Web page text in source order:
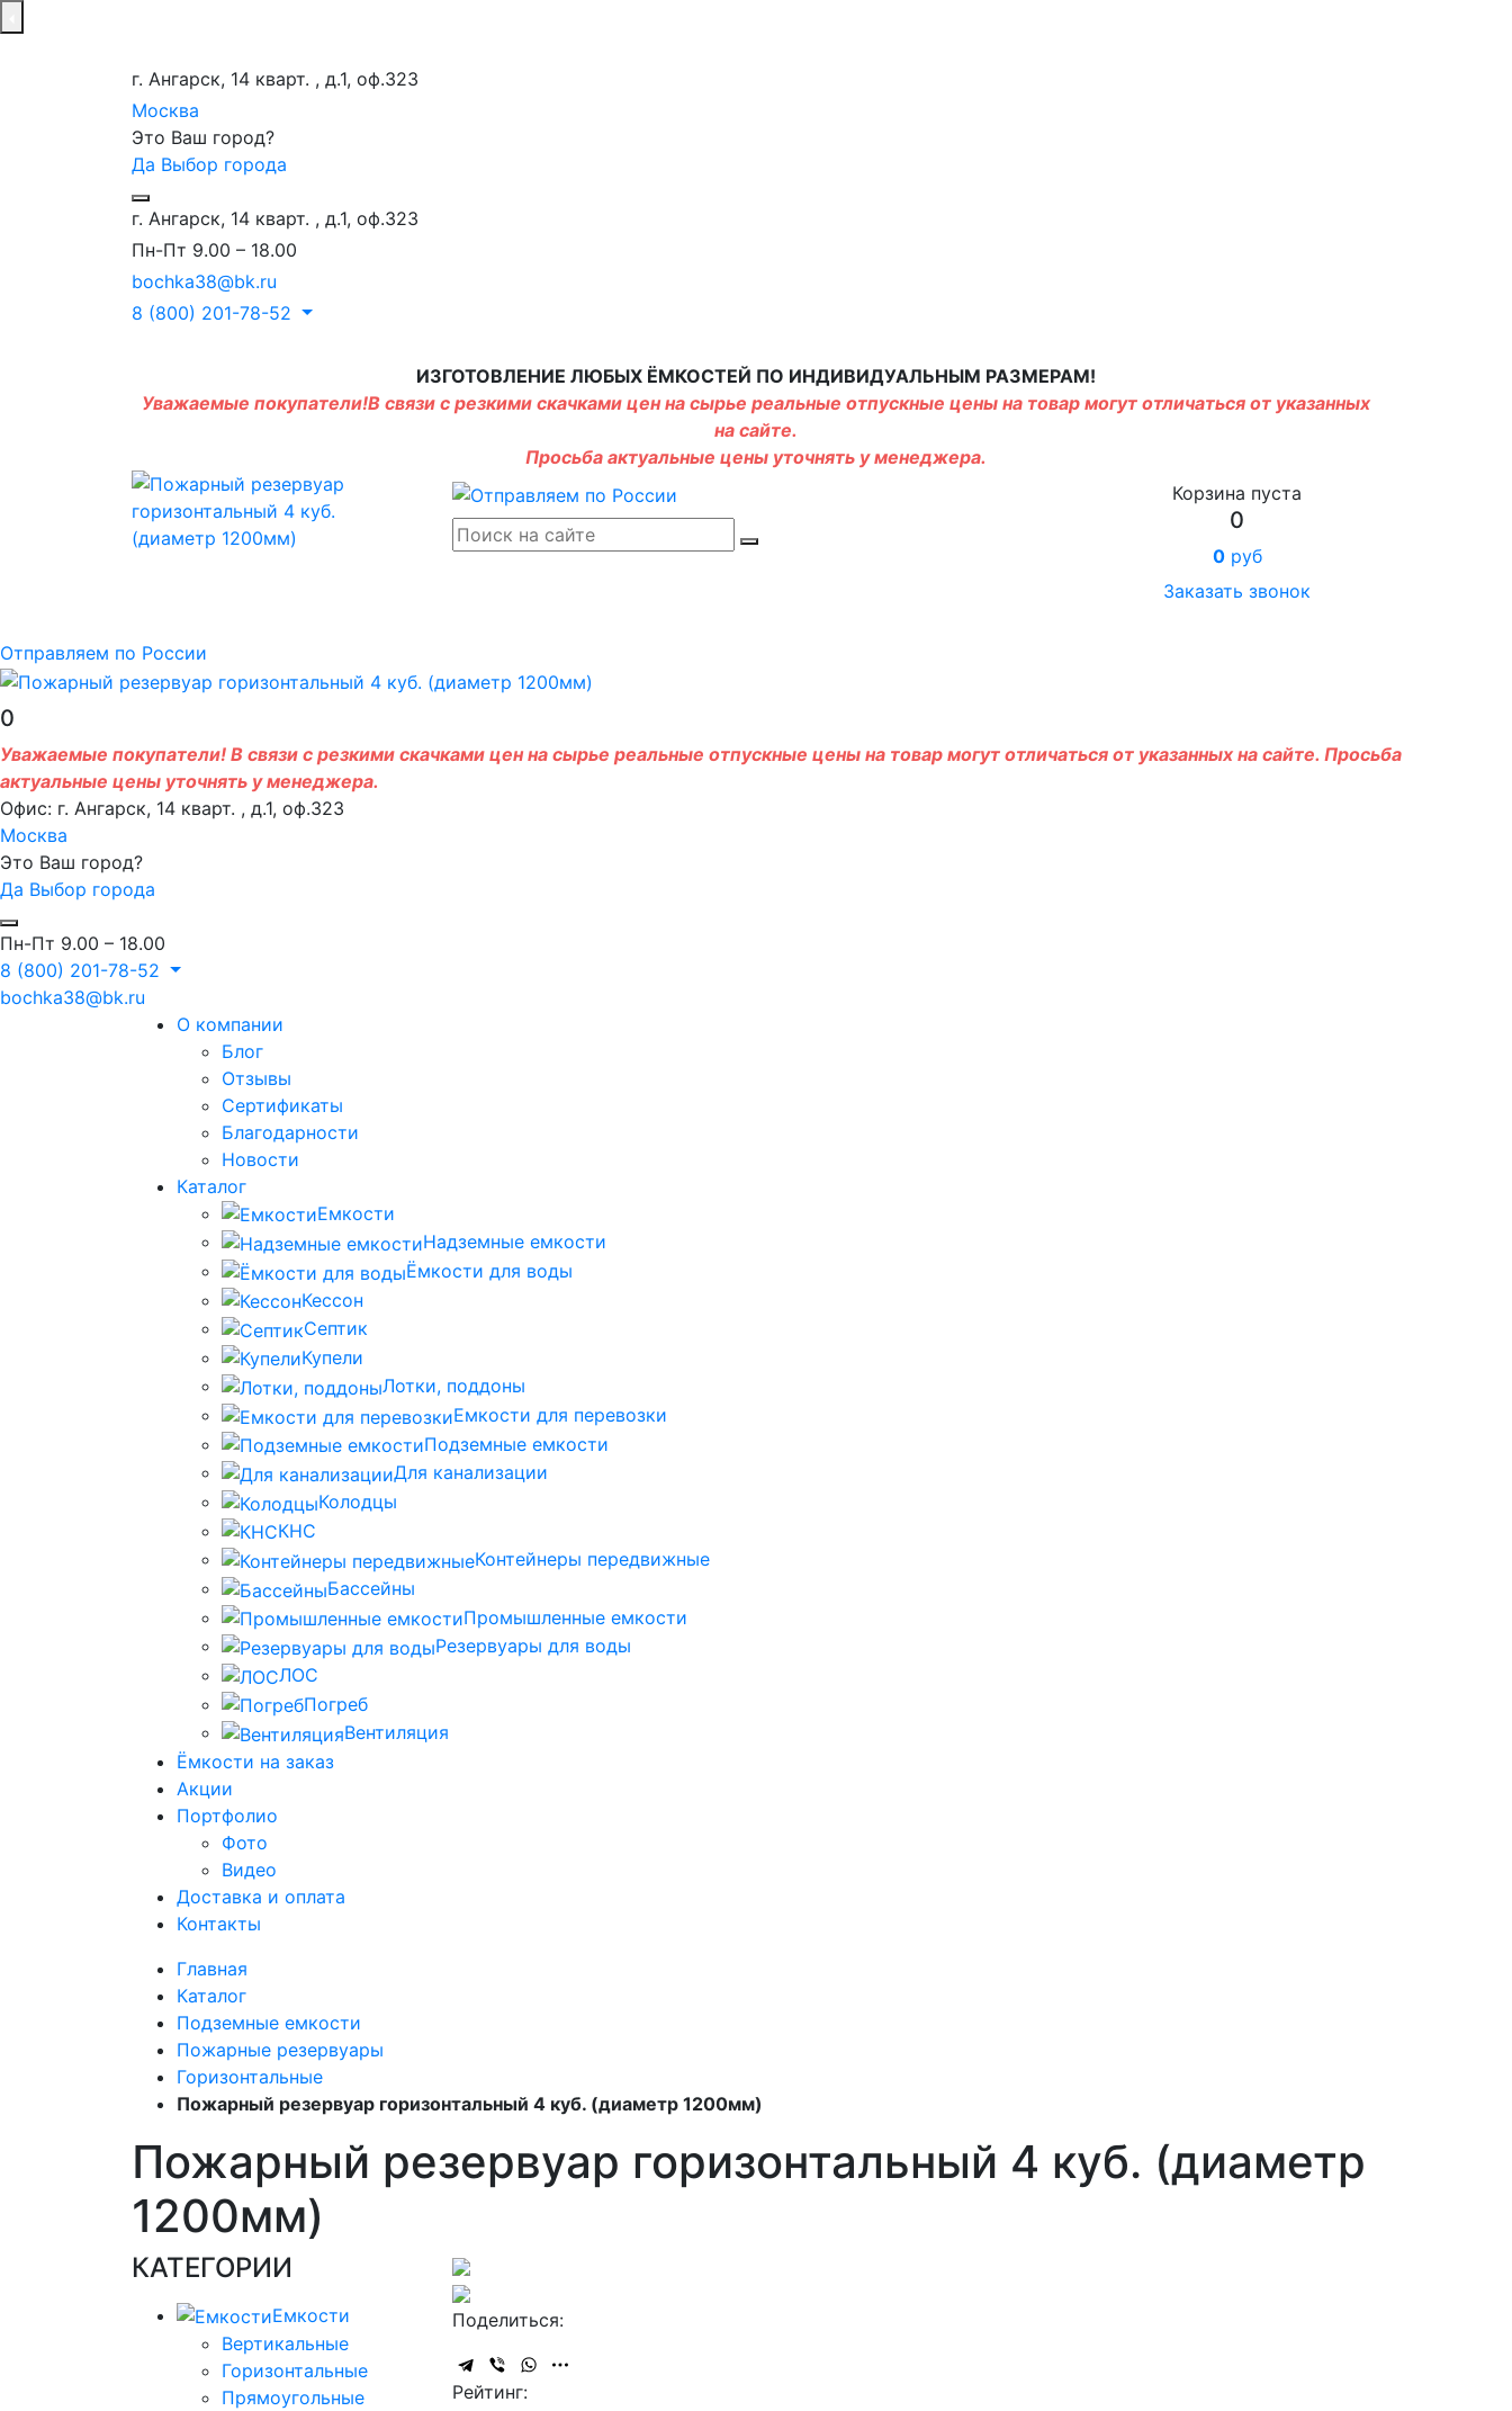
г. Ангарск, 14 кварт. , д.1, оф.323
Москва
Это Ваш город?
Да Выбор города
г. Ангарск, 14 кварт. , д.1, оф.323
Пн-Пт 9.00 – 18.00
bochka38@bk.ru
8 (800) 201-78-52
ИЗГОТОВЛЕНИЕ ЛЮБЫХ ЁМКОСТЕЙ ПО ИНДИВИДУАЛЬНЫМ РАЗМЕРАМ!
Уважаемые покупатели!В связи с резкими скачками цен на сырье реальные отпускные цены на товар могут отличаться от указанных
на сайте.
Просьба актуальные цены уточнять у менеджера.
Корзина пуста
0
0руб
Заказать звонок
Отправляем по России
0
Уважаемые покупатели! В связи с резкими скачками цен на сырье реальные отпускные цены на товар могут отличаться от указанных на сайте. Просьба
актуальные цены уточнять у менеджера.
Офис: г. Ангарск, 14 кварт. , д.1, оф.323
Москва
Это Ваш город?
Да Выбор города
Пн-Пт 9.00 – 18.00
8 (800) 201-78-52
bochka38@bk.ru
О компании
Блог
Отзывы
Сертификаты
Благодарности
Новости
Каталог
Емкости
Надземные емкости
Ёмкости для воды
Кессон
Септик
Купели
Лотки, поддоны
Емкости для перевозки
Подземные емкости
Для канализации
Колодцы
КНС
Контейнеры передвижные
Бассейны
Промышленные емкости
Резервуары для воды
ЛОС
Погреб
Вентиляция
Ёмкости на заказ
Акции
Портфолио
Фото
Видео
Доставка и оплата
Контакты
Главная
Каталог
Подземные емкости
Пожарные резервуары
Горизонтальные
Пожарный резервуар горизонтальный 4 куб. (диаметр 1200мм)
Пожарный резервуар горизонтальный 4 куб. (диаметр
1200мм)
КАТЕГОРИИ
Емкости
Вертикальные
Горизонтальные
Прямоугольные
Поделиться:
Рейтинг: